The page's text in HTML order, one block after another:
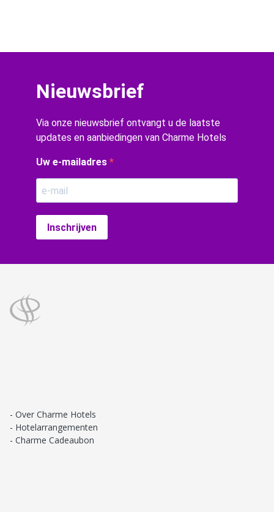
Nieuwsbrief
Via onze nieuwsbrief ontvangt u de laatste
updates en aanbiedingen van Charme Hotels
Uw e-mailadres
Inschrijven
Over Charme Hotels
Hotelarrangementen
Charme Cadeaubon